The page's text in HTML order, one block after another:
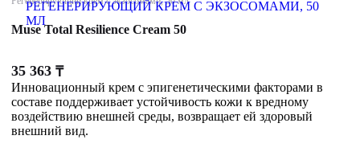
Muse Total Resilience Cream 50
35 363 ₸
Инновационный крем с эпигенетическими факторами в
составе поддерживает устойчивость кожи к вредному
воздействию внешней среды, возвращает ей здоровый
внешний вид.